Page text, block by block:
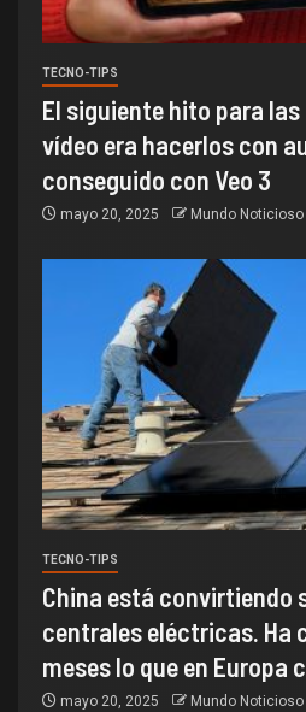
TECNO-TIPS
El siguiente hito para las
vídeo era hacerlos con
conseguido con Veo 3
mayo 20, 2025 Mundo Noticioso
TECNO-TIPS
China está convirtiendo
centrales eléctricas. Ha
meses lo que en Europa
mayo 20, 2025 Mundo Noticioso